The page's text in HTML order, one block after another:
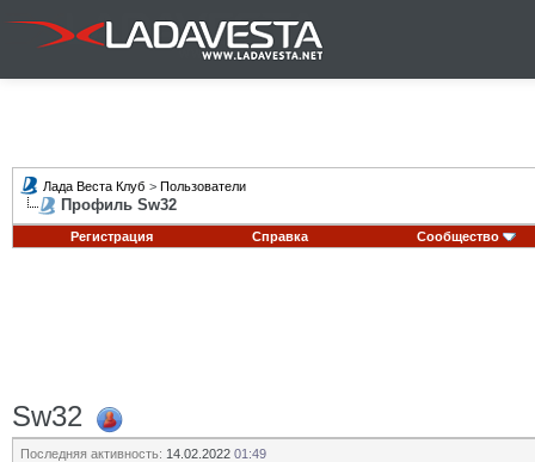
Лада Веста Клуб > Пользователи
Профиль Sw32
Регистрация Справка Сообщество
Sw32
Последняя активность: 14.02.2022 01:49